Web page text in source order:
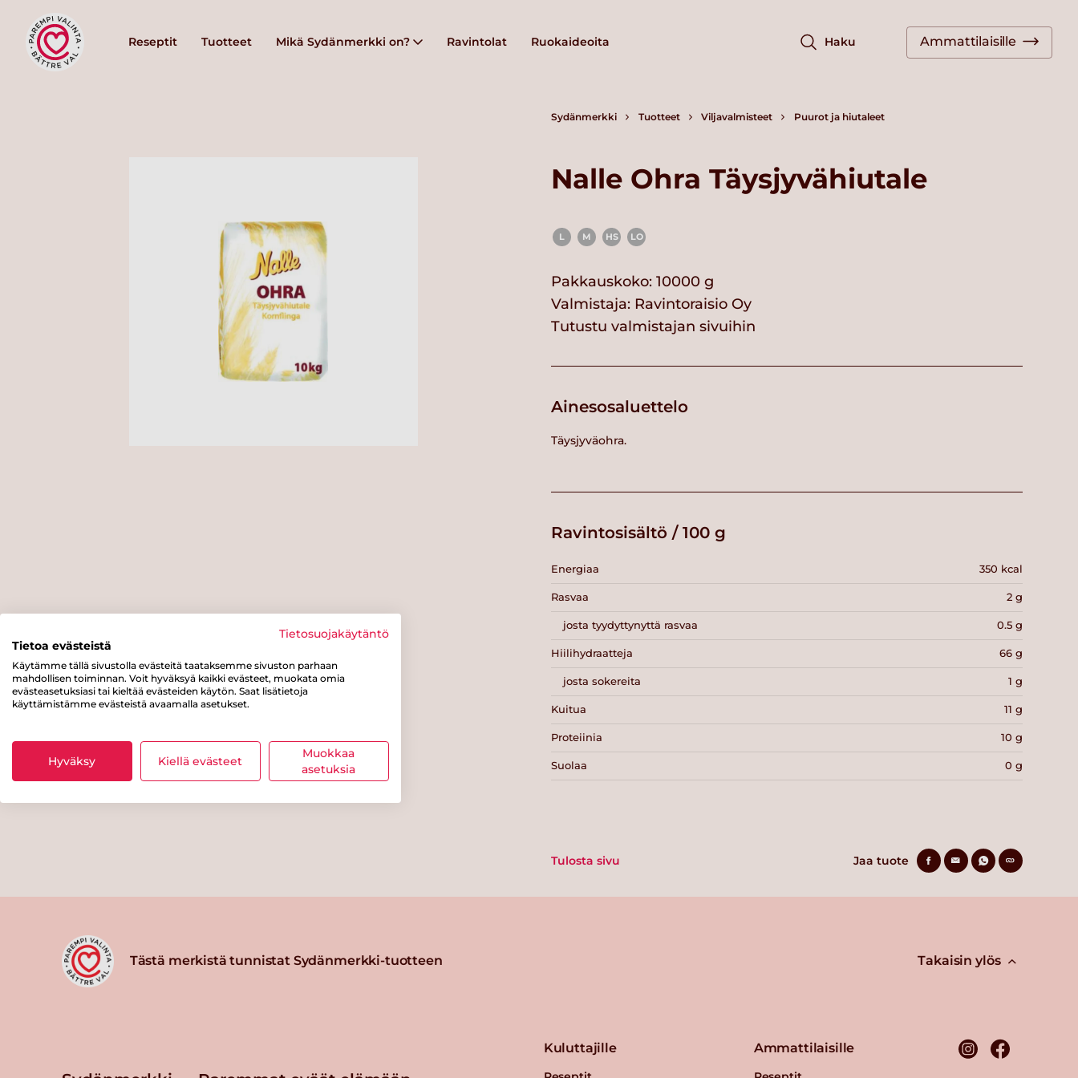
Reseptit Tuotteet Mikä Sydänmerkki on? Ravintolat Ruokaideoita Haku Ammattilaisille
Sydänmerkki Tuotteet Viljavalmisteet Puurot ja hiutaleet
Nalle Ohra Täysjyvähiutale
L M HS LO
Pakkauskoko: 10000 g
Valmistaja: Ravintoraisio Oy
Tutustu valmistajan sivuihin
Ainesosaluettelo
Täysjyväohra.
Ravintosisältö / 100 g
Energiaa 350 kcal
Rasvaa 2 g
josta tyydyttynyttä rasvaa 0.5 g
Hiilihydraatteja 66 g
josta sokereita 1 g
Kuitua 11 g
Proteiinia 10 g
Suolaa 0 g
Tulosta sivu Jaa tuote
Tästä merkistä tunnistat Sydänmerkki-tuotteen Takaisin ylös
Kuluttajille Ammattilaisille
Tietosuojakäytäntö
Tietoa evästeistä
Käytämme tällä sivustolla evästeitä taataksemme sivuston parhaan
mahdollisen toiminnan. Voit hyväksyä kaikki evästeet, muokata omia
evästeasetuksiasi tai kieltää evästeiden käytön. Saat lisätietoja
käyttämistämme evästeistä avaamalla asetukset.
Hyväksy Kiellä evästeet
Muokkaa
asetuksia